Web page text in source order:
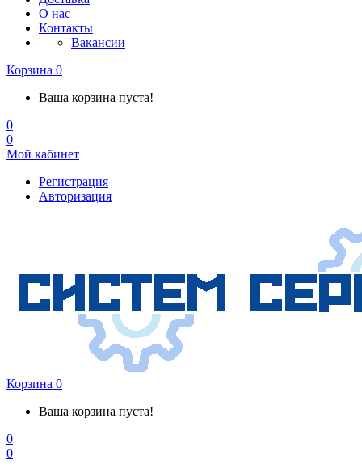
О нас
Контакты
Вакансии
Корзина 0
Ваша корзина пуста!
0
0
Мой кабинет
Регистрация
Авторизация
Корзина 0
Ваша корзина пуста!
0
0